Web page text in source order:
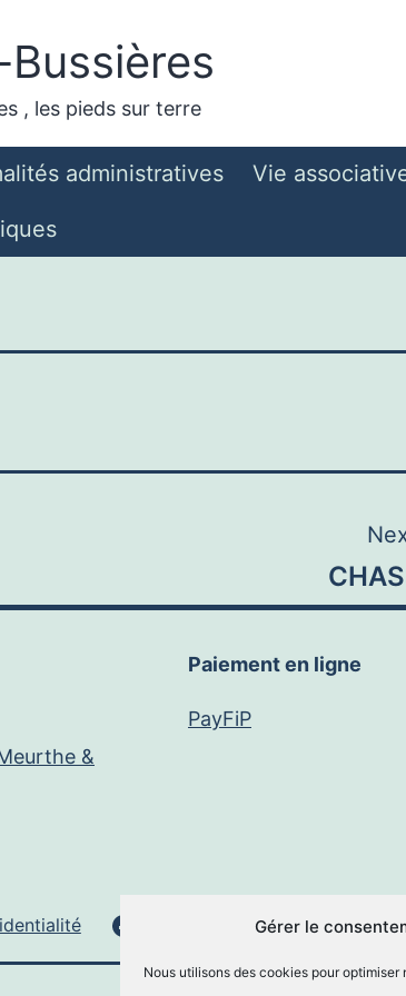
Gérer le
Nous utilisons des cookies pour
, les pieds sur terre
administratives Vie
&
Paiement en ligne
PayFiP
mail